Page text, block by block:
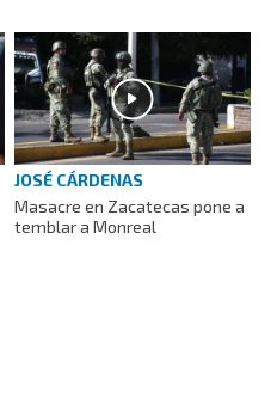
JOSÉ CÁRDENAS
Masacre en Zacatecas pone a
temblar a Monreal